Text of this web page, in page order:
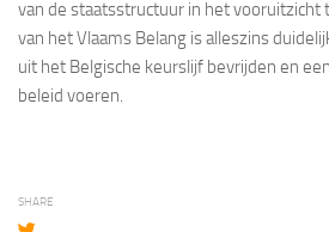
van de staatsstructuur in het vooruitzicht
van het Vlaams Belang is alleszins
uit het Belgische keurslijf bevrijden en
beleid voeren.
SHARE